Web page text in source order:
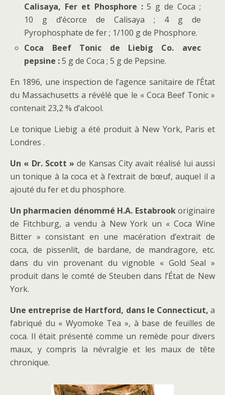
Calisaya, Fer et Phosphore :5 g de Coca ;
10 g d’écorce de Calisaya ; 4 g de
Pyrophosphate de fer ; 1/100 g de Phosphore.
Coca Beef Tonic de Liebig Co. avec
pepsine :5 g de Coca ; 5 g de Pepsine.
En 1896, une inspection de l’agence sanitaire de l’État
du Massachusetts a révélé que le « Coca Beef Tonic »
contenait 23,2 % d’alcool.
Le tonique Liebig a été produit à New York, Paris et
Londres .
Un « Dr. Scott »de Kansas City avait réalisé lui aussi
un tonique à la coca et à l’extrait de bœuf, auquel il a
ajouté du fer et du phosphore.
Un pharmacien dénommé H.A. Estabrookoriginaire
de Fitchburg, a vendu à New York un « Coca Wine
Bitter » consistant en une macération d’extrait de
coca, de pissenlit, de bardane, de mandragore, etc.
dans du vin provenant du vignoble « Gold Seal »
produit dans le comté de Steuben dans l’État de New
York.
Une entreprise de Hartford, dans le Connecticut, a
fabriqué du « Wyomoke Tea », à base de feuilles de
coca. Il était présenté comme un remède pour divers
maux, y compris la névralgie et les maux de tête
chronique.